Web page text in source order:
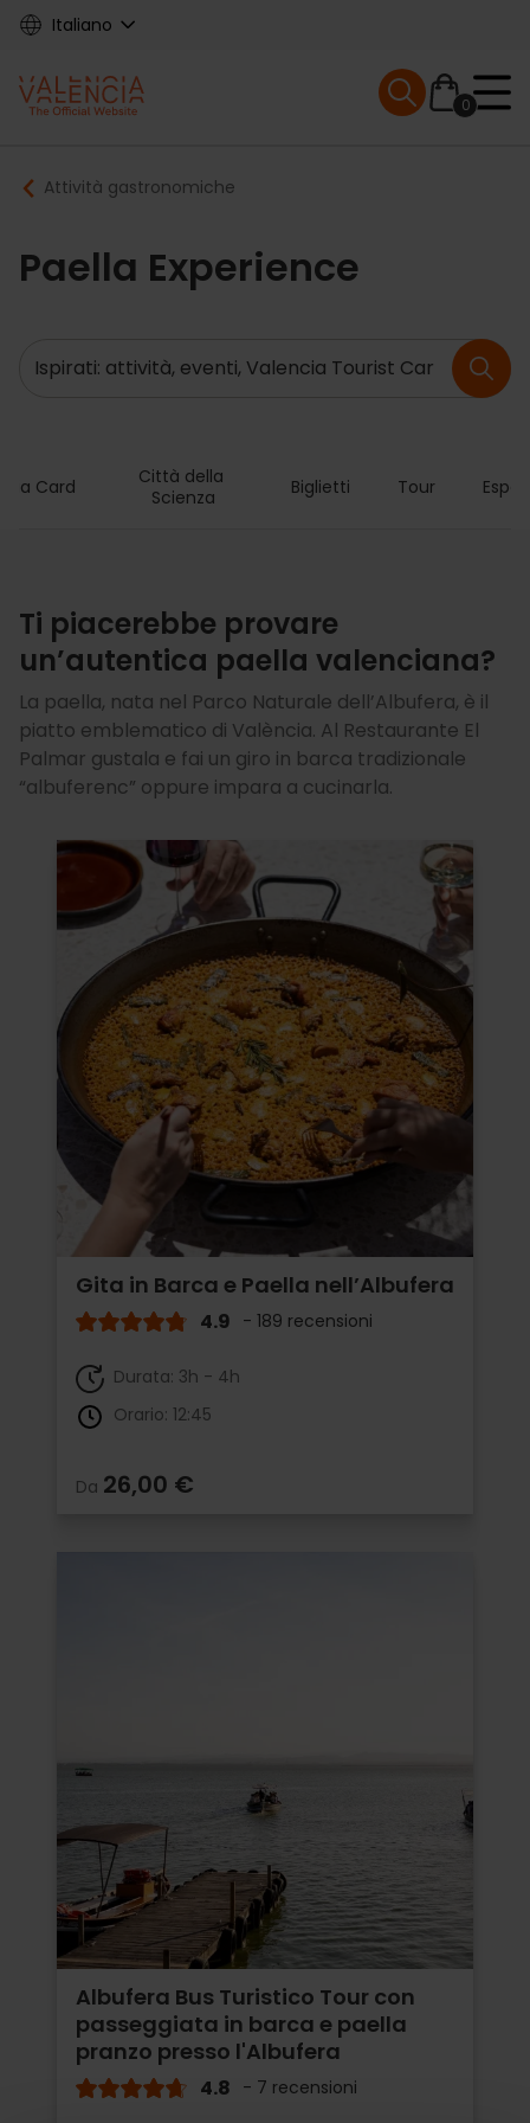
Skip
content
Italiano
Main
navigation
0
Mobile menu
Breadcrumb
Attività gastronomiche
Paella Experience
Ricerca
Card
Città della
Scienza
Biglietti Tour
Ti piacerebbe provare
un’autentica paella valenciana?
La paella, nata nel Parco Naturale dell’Albufera, è il
piatto emblematico di València. Al Restaurante El
Palmar gustala e fai un giro in barca tradizionale
“albuferenc” oppure impara a cucinarla.
Gita in Barca e Paella nell’Albufera
4.9 - 189 recensioni
Durata: 3h - 4h
Orario: 12:45
Da 26,00 €
Albufera Bus Turistico Tour con
passeggiata in barca e paella
pranzo presso l'Albufera
4.8 - 7 recensioni